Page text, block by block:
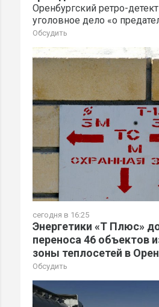
Оренбургский ретро-
уголовное дело «о
Обсудить
сегодня в 16:25
Энергетики «Т Плюс»
переноса 46 объектов
зоны теплосетей в
Обсудить